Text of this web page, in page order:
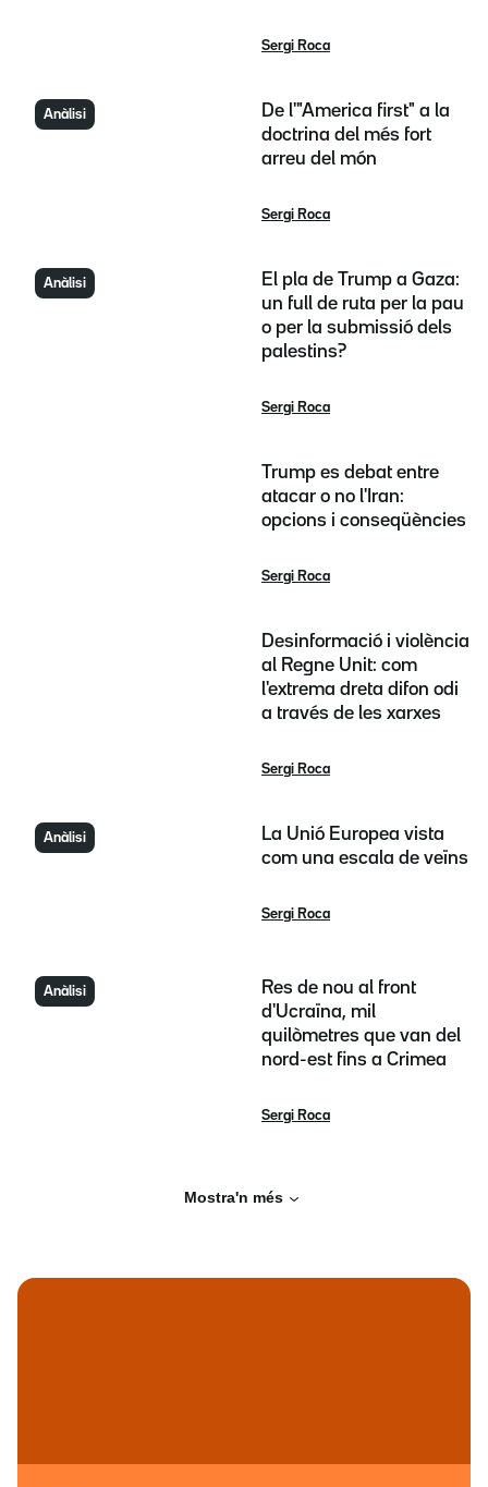
Sergi Roca
Anàlisi
De l'"America first" a la
doctrina del més fort
arreu del món
Sergi Roca
Anàlisi
El pla de Trump a Gaza:
un full de ruta per la pau
o per la submissió dels
palestins?
Sergi Roca
Trump es debat entre
atacar o no l'Iran:
opcions i conseqüències
Sergi Roca
Desinformació i violència
al Regne Unit: com
l'extrema dreta difon odi
a través de les xarxes
Sergi Roca
Anàlisi
La Unió Europea vista
com una escala de veïns
Sergi Roca
Anàlisi
Res de nou al front
d'Ucraïna, mil
quilòmetres que van del
nord-est fins a Crimea
Sergi Roca
Mostra'n més